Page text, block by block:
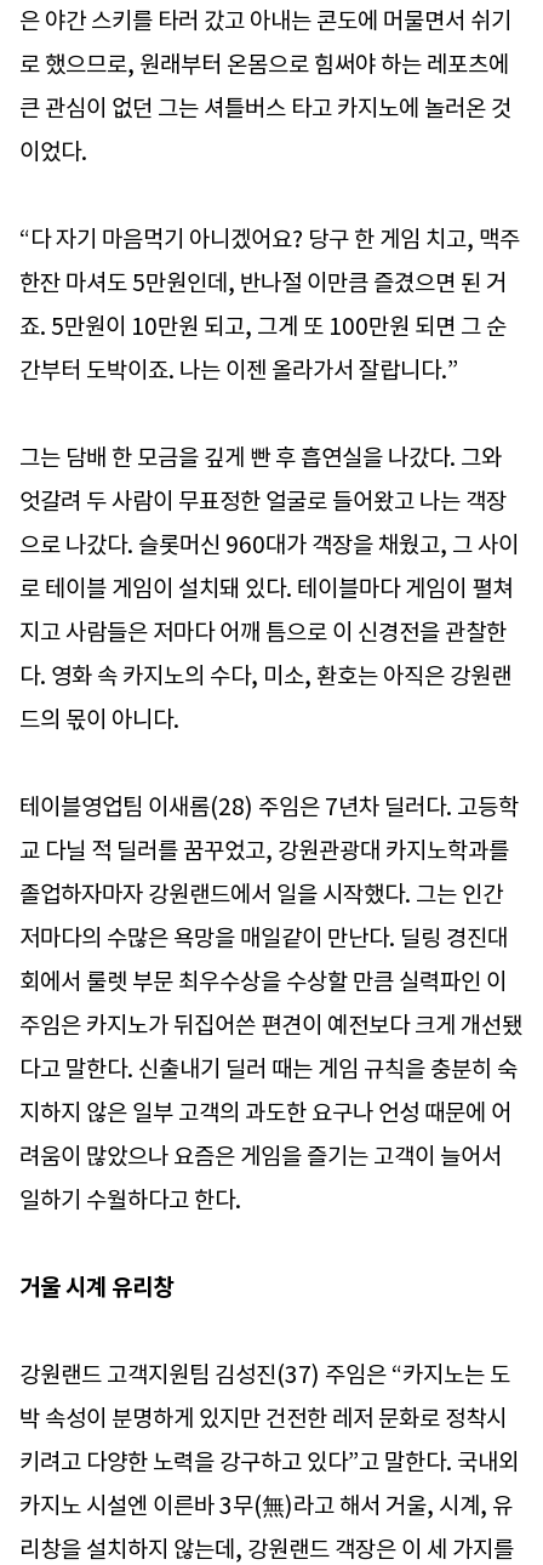
은 야간 스키를 타러 갔고 아내는 콘도에 머물면서 쉬기
로 했으므로, 원래부터 온몸으로 힘써야 하는 레포츠에
큰 관심이 없던 그는 셔틀버스 타고 카지노에 놀러온 것
이었다.
“다 자기 마음먹기 아니겠어요? 당구 한 게임 치고, 맥주
한잔 마셔도 5만원인데, 반나절 이만큼 즐겼으면 된 거
죠. 5만원이 10만원 되고, 그게 또 100만원 되면 그 순
간부터 도박이죠. 나는 이젠 올라가서 잘랍니다.”
그는 담배 한 모금을 깊게 빤 후 흡연실을 나갔다. 그와
엇갈려 두 사람이 무표정한 얼굴로 들어왔고 나는 객장
으로 나갔다. 슬롯머신 960대가 객장을 채웠고, 그 사이
로 테이블 게임이 설치돼 있다. 테이블마다 게임이 펼쳐
지고 사람들은 저마다 어깨 틈으로 이 신경전을 관찰한
다. 영화 속 카지노의 수다, 미소, 환호는 아직은 강원랜
드의 몫이 아니다.
테이블영업팀 이새롬(28) 주임은 7년차 딜러다. 고등학
교 다닐 적 딜러를 꿈꾸었고, 강원관광대 카지노학과를
졸업하자마자 강원랜드에서 일을 시작했다. 그는 인간
저마다의 수많은 욕망을 매일같이 만난다. 딜링 경진대
회에서 룰렛 부문 최우수상을 수상할 만큼 실력파인 이
주임은 카지노가 뒤집어쓴 편견이 예전보다 크게 개선됐
다고 말한다. 신출내기 딜러 때는 게임 규칙을 충분히 숙
지하지 않은 일부 고객의 과도한 요구나 언성 때문에 어
려움이 많았으나 요즘은 게임을 즐기는 고객이 늘어서
일하기 수월하다고 한다.
거울 시계 유리창
강원랜드 고객지원팀 김성진(37) 주임은 “카지노는 도
박 속성이 분명하게 있지만 건전한 레저 문화로 정착시
키려고 다양한 노력을 강구하고 있다”고 말한다. 국내외
카지노 시설엔 이른바 3무(無)라고 해서 거울, 시계, 유
리창을 설치하지 않는데, 강원랜드 객장은 이 세 가지를